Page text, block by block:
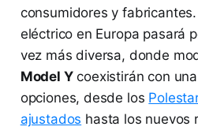
consumidores y
eléctrico en Europa pasará
vez más diversa, donde
Model Ycoexistirán con
opciones, desde los
ajustados hasta los nuevos